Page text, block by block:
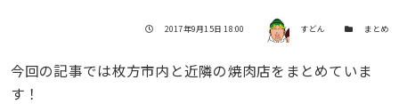
投稿日
2017年9月15日 18:00 著者 すどん カテゴリー
まとめ
今回の記事では枚方市内と近隣の焼肉店をまとめていま
す！